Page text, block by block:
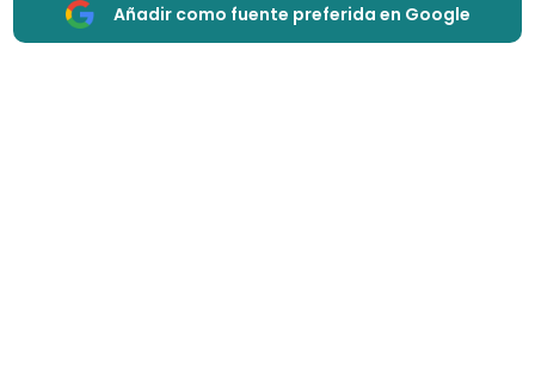
Añadir como fuente preferida en Google